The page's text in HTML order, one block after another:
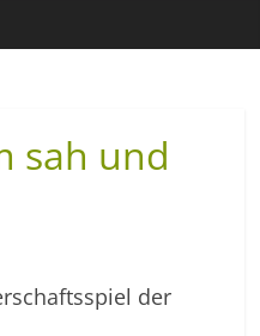
sah und
der